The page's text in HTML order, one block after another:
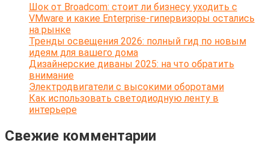
Шок от Broadcom: стоит ли бизнесу уходить с
VMware и какие Enterprise-гипервизоры остались
на рынке
Тренды освещения 2026: полный гид по новым
идеям для вашего дома
Дизайнерские диваны 2025: на что обратить
внимание
Электродвигатели с высокими оборотами
Как использовать светодиодную ленту в
интерьере
Свежие комментарии